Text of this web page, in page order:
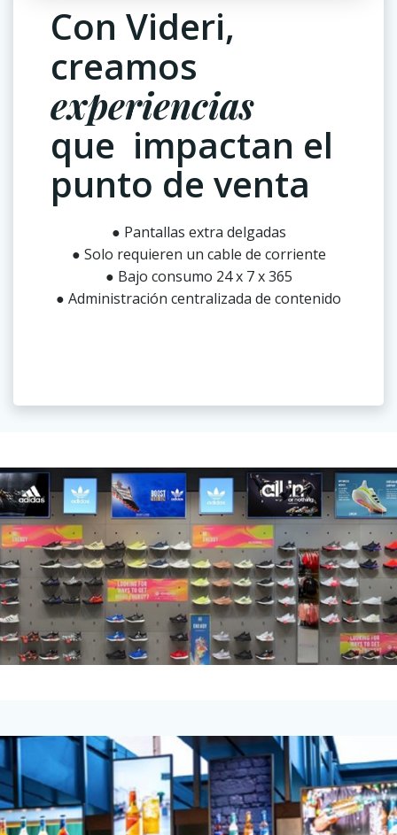
Con Videri,
creamos
experiencias
que impactan el
punto de venta
● Pantallas extra delgadas
● Solo requieren un cable de corriente
● Bajo consumo 24 x 7 x 365
● Administración centralizada de contenido